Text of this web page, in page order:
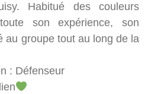
Habitué des couleurs
son expérience, son
au groupe tout au long de la
: Défenseur